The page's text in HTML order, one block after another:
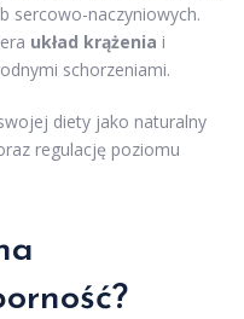
sercowo-naczyniowych.
układ krążenia i
schorzeniami.
diety jako naturalny
regulację poziomu